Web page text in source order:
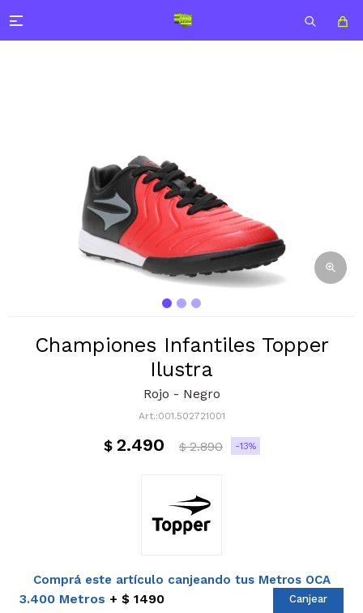

Championes Infantiles Topper
Ilustra
Rojo - Negro
001.502721001
$ 2.490 $ 2.890 13
Comprá este artículo canjeando tus Metros OCA
3.400 Metros $ 1490 Canjear